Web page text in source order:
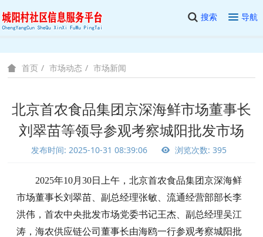
搜索 导航
首页 市场动态 市场新闻
北京首农食品集团京深海鲜市场董事长
刘翠苗等领导参观考察城阳批发市场
发布时间: 2025-10-31 08:39:06 浏览次数: 395
2025年10月30日上午，北京首农食品集团京深海鲜
市场董事长刘翠苗 、副总经理张敏 、流通经营部部长李
洪伟 ，首农中央批发市场党委书记王杰 、副总经理吴江
涛 ，海农供应链公司董事长由海鸥一行参观考察城阳批